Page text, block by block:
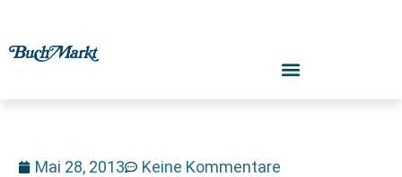
Mai 28, 2013 Keine Kommentare